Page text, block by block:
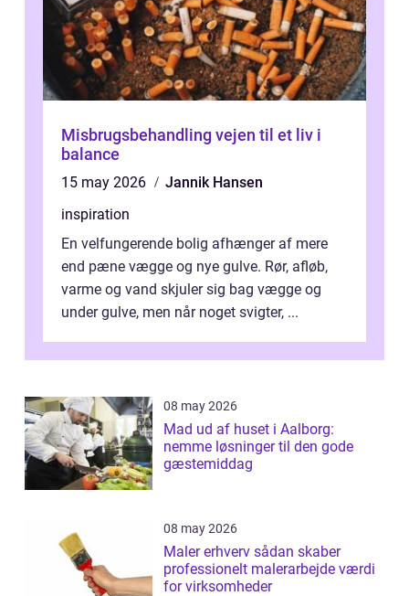
Misbrugsbehandling vejen til et liv i
balance
15 may 2026
Jannik Hansen
inspiration
En velfungerende bolig afhænger af mere
end pæne vægge og nye gulve. Rør, afløb,
varme og vand skjuler sig bag vægge og
under gulve, men når noget svigter, ...
08 may 2026
Mad ud af huset i Aalborg:
nemme løsninger til den gode
gæstemiddag
08 may 2026
Maler erhverv sådan skaber
professionelt malerarbejde værdi
for virksomheder